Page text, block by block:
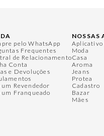
pelo WhatsApp
Frequentes
de Relacionamento
Conta
e Devoluções
um Revendedor
um Franqueado
NOSSAS
Aplicativo
Moda
Casa
Aroma
Jeans
Protea
Cadastro
Bazar
Mães